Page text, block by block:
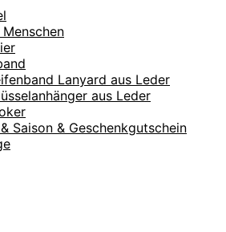
Lanyard aus Leder
aus Leder
Saison & Geschenkgutschein